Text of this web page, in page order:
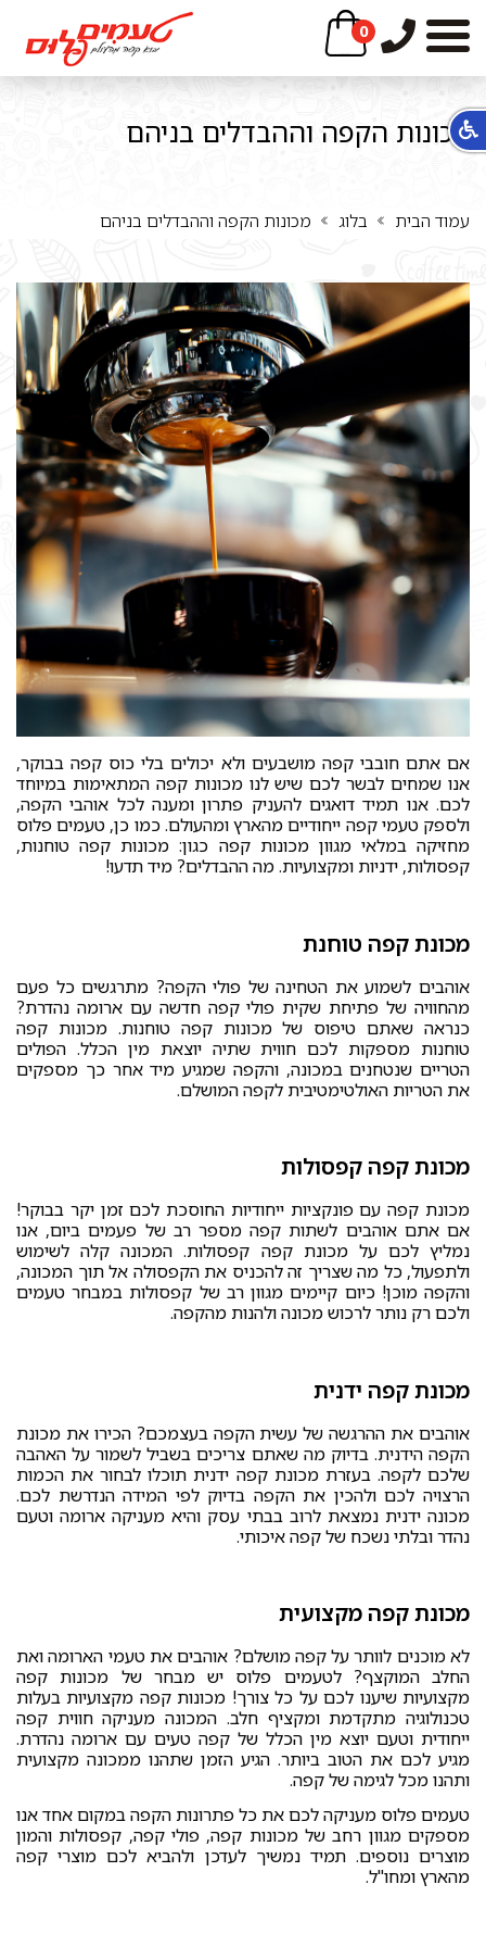
0
מכונות הקפה וההבדלים בניהם
עמוד הבית בלוג מכונות הקפה וההבדלים בניהם
אם אתם חובבי קפה מושבעים ולא יכולים בלי כוס קפה בבוקר,
אנו שמחים לבשר לכם שיש לנו מכונות קפה המתאימות במיוחד
לכם. אנו תמיד דואגים להעניק פתרון ומענה לכל אוהבי הקפה,
ולספק טעמי קפה ייחודיים מהארץ ומהעולם. כמו כן, טעמים פלוס
מחזיקה במלאי מגוון מכונות קפה כגון: מכונות קפה טוחנות,
קפסולות, ידניות ומקצועיות. מה ההבדלים? מיד תדעו!
מכונת קפה טוחנת
אוהבים לשמוע את הטחינה של פולי הקפה? מתרגשים כל פעם
מהחוויה של פתיחת שקית פולי קפה חדשה עם ארומה נהדרת?
כנראה שאתם טיפוס של מכונות קפה טוחנות. מכונות קפה
טוחנות מספקות לכם חווית שתיה יוצאת מין הכלל. הפולים
הטריים שנטחנים במכונה, והקפה שמגיע מיד אחר כך מספקים
את הטריות האולטימטיבית לקפה המושלם.
מכונת קפה קפסולות
מכונת קפה עם פונקציות ייחודיות החוסכת לכם זמן יקר בבוקר!
אם אתם אוהבים לשתות קפה מספר רב של פעמים ביום, אנו
נמליץ לכם על מכונת קפה קפסולות. המכונה קלה לשימוש
ולתפעול, כל מה שצריך זה להכניס את הקפסולה אל תוך המכונה,
והקפה מוכן! כיום קיימים מגוון רב של קפסולות במבחר טעמים
ולכם רק נותר לרכוש מכונה ולהנות מהקפה.
מכונת קפה ידנית
אוהבים את ההרגשה של עשית הקפה בעצמכם? הכירו את מכונת
הקפה הידנית. בדיוק מה שאתם צריכים בשביל לשמור על האהבה
שלכם לקפה. בעזרת מכונת קפה ידנית תוכלו לבחור את הכמות
הרצויה לכם ולהכין את הקפה בדיוק לפי המידה הנדרשת לכם.
מכונה ידנית נמצאת לרוב בבתי עסק והיא מעניקה ארומה וטעם
נהדר ובלתי נשכח של קפה איכותי.
מכונת קפה מקצועית
לא מוכנים לוותר על קפה מושלם? אוהבים את טעמי הארומה ואת
החלב המוקצף? לטעמים פלוס יש מבחר של מכונות קפה
מקצועיות שיענו לכם על כל צורך! מכונות קפה מקצועיות בעלות
טכנולוגיה מתקדמת ומקציף חלב. המכונה מעניקה חווית קפה
ייחודית וטעם יוצא מין הכלל של קפה טעים עם ארומה נהדרת.
מגיע לכם את הטוב ביותר. הגיע הזמן שתהנו ממכונה מקצועית
ותהנו מכל לגימה של קפה.
טעמים פלוס מעניקה לכם את כל פתרונות הקפה במקום אחד אנו
מספקים מגוון רחב של מכונות קפה, פולי קפה, קפסולות והמון
מוצרים נוספים. תמיד נמשיך לעדכן ולהביא לכם מוצרי קפה
מהארץ ומחו"ל.